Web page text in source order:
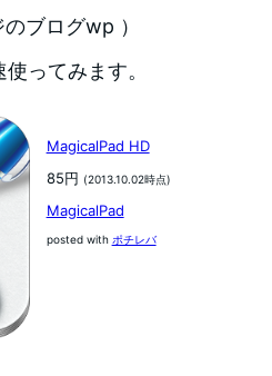
ブログwp ）
ってみます。
MagicalPad HD
85円 (2013.10.02時点)
MagicalPad
posted with ポチレバ